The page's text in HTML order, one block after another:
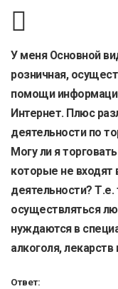
У меня Основной
розничная,
помощи
Интернет. Плюс
деятельности по
Могу ли я
которые не
деятельности?
осуществляться
нуждаются в
алкоголя, лекарств
Ответ: